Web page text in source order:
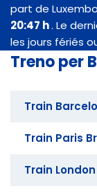
part de
20:47 h. Le
les jours fériés
Treno per
Train
Train Paris
Train